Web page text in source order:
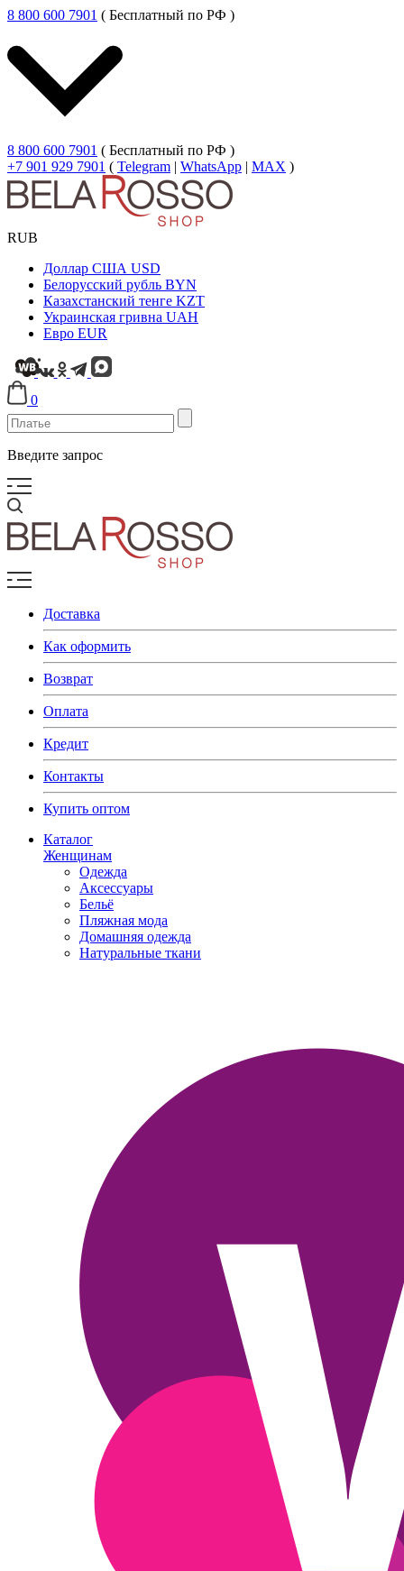
8 800 600 7901 ( Бесплатный по РФ )
8 800 600 7901 ( Бесплатный по РФ )
+7 901 929 7901 ( Telegram | WhatsApp | MAX )
RUB
Доллар США USD
Белорусский рубль BYN
Казахстанский тенге KZT
Украинская гривна UAH
Евро EUR
0
Введите запрос
Доставка
Как оформить
Возврат
Оплата
Кредит
Контакты
Купить оптом
Каталог
Женщинам
Одежда
Аксессуары
Бельё
Пляжная мода
Домашняя одежда
Натуральные ткани